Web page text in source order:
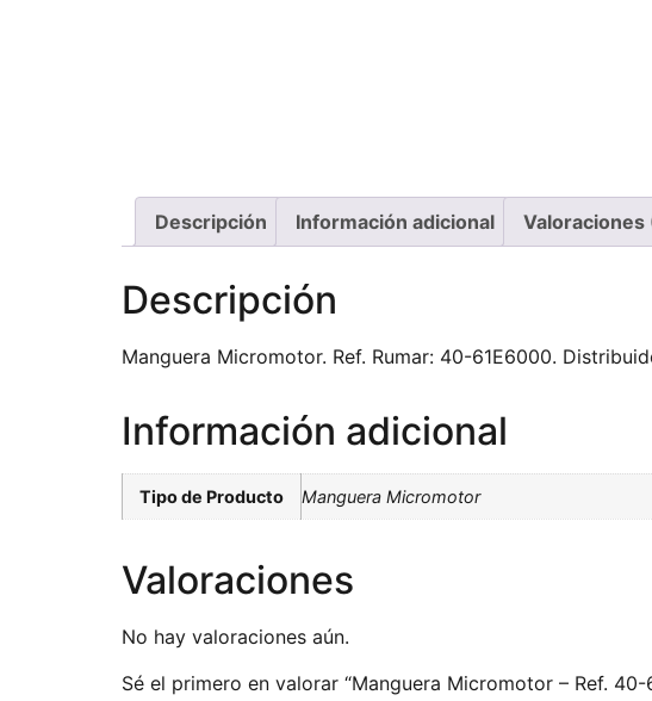
Descripción Información adicional Valoraciones
Descripción
Manguera Micromotor. Ref. Rumar: 40-61E6000.
Información adicional
Tipo de Producto Manguera Micromotor
Valoraciones
No hay valoraciones aún.
Sé el primero en valorar “Manguera Micromotor – Ref. 40-